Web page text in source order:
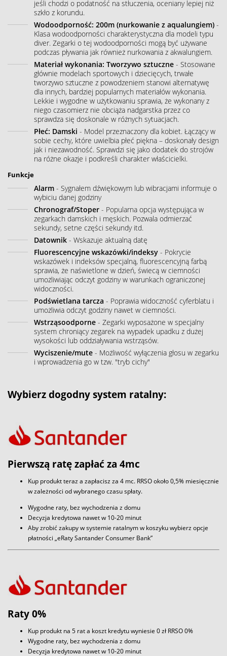
jeśli chodzi o podatność na stłuczenia, oceniany lepiej niż
szkło z korundu.
Wodoodporność: 200m (nurkowanie z aqualungiem) -
Klasa wodoodporności charakterystyczna dla modeli typu
diver. Zegarki o tej wodoodporności mogą być używane
podczas pływania jak również nurkowania z akwalungiem.
Materiał wykonania: Tworzywo sztuczne - Stosowane
głównie modelach sportowych i dziecięcych, trwałe
tworzywo sztuczne z powodzeniem stanowi alternatywę
dla innych, bardziej popularnych materiałów wykonania.
Lekkie i wygodne w użytkowaniu sprawia, że wykonany z
niego czasomierz nie obciąża nadgarstka przez co
sprawdza się doskonale w różnych sytuacjach.
Płeć: Damski - Model przeznaczony dla kobiet. Łączący w
sobie cechy, które uwielbia płeć piękna – doskonały design
jak i niezawodność. Sprawdzi się jako dodatek do strojów
na różne okazje i podkreśli charakter właścicielki.
Funkcje
Alarm - Sygnałem dźwiękowym lub wibracjami informuje o
wybiciu danej godziny
Chronograf/Stoper - Popularna opcja występująca w
zegarkach damskich i męskich. Pozwala odmierzać
sekundy, setne części sekundy itd.
Datownik - Wskazuje aktualną datę
Fluorescencyjne wskazówki/indeksy - Pokrycie
wskazówek i indeksów specjalną, fluorescencyjną farbą
sprawia, że naświetlone w dzień, świecą w ciemności
umożliwiając odczyt godziny w warunkach ograniczonej
widoczności.
Podświetlana tarcza - Poprawia widoczność cyferblatu i
umożliwia odczyt godziny nawet w ciemności.
Wstrząsoodporne - Zegarki wyposażone w specjalny
system chroniący zegarek na wypadek upadku z dużej
wysokości lub oddziaływania wstrząsów.
Wyciszenie/mute - Możliwość wyłączenia głosu w zegarku
i wprowadzenia go w tzw. "tryb cichy"
Wybierz dogodny system ratalny:
Pierwszą ratę zapłać za 4mc
Kup produkt teraz a zapłacisz za 4 mc. RRSO około 0,5% miesięcznie
w zależności od wybranego czasu spłaty.
Wygodne raty, bez wychodzenia z domu
Decyzja kredytowa nawet w 10-20 minut
Aby zrobić zakupy w systemie ratalnym w koszyku wybierz opcje
płatności „eRaty Santander Consumer Bank”
Raty 0%
Kup produkt na 5 rat a koszt kredytu wyniesie 0 zł RRSO 0%
Wygodne raty, bez wychodzenia z domu
Decyzja kredytowa nawet w 10-20 minut